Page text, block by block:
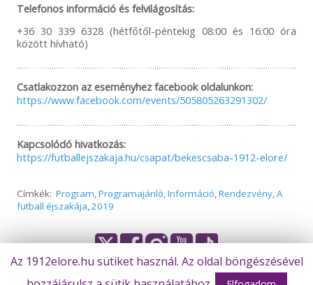
Telefonos információ és felvilágosítás:
+36 30 339 6328 (hétfőtől-péntekig 08:00 és 16:00 óra
között hívható)
Csatlakozzon az eseményhez facebook oldalunkon:
https://www.facebook.com/events/505805263291302/
Kapcsolódó hivatkozás:
https://futballejszakaja.hu/csapat/bekescsaba-1912-elore/
Címkék: Program Programajánló Információ Rendezvény, A
futball éjszakája 2019
© Békéscsaba 1912 Előre Futball Zrt.
Az 1912elore.hu sütiket használ. Az oldal böngészésével